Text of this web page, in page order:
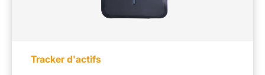
Tracker d'actifs